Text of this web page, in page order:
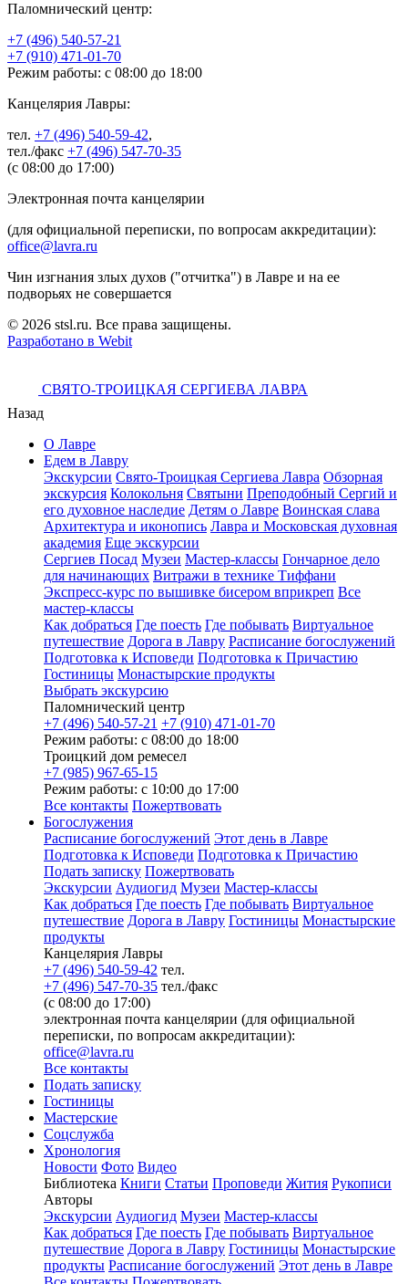
Паломнический центр:
+7 (496) 540-57-21
+7 (910) 471-01-70
Режим работы: с 08:00 до 18:00
Канцелярия Лавры:
тел. +7 (496) 540-59-42,
тел./факс +7 (496) 547-70-35
(с 08:00 до 17:00)
Электронная почта канцелярии
(для официальной переписки, по вопросам аккредитации):
office@lavra.ru
Чин изгнания злых духов ("отчитка") в Лавре и на ее
подворьях не совершается
© 2026 stsl.ru. Все права защищены.
Разработано в Webit
СВЯТО-ТРОИЦКАЯ СЕРГИЕВА ЛАВРА
Назад
О Лавре
Едем в Лавру
Экскурсии Свято-Троицкая Сергиева Лавра Обзорная
экскурсия Колокольня Святыни Преподобный Сергий и
его духовное наследие Детям о Лавре Воинская слава
Архитектура и иконопись Лавра и Московская духовная
академия Еще экскурсии
Сергиев Посад Музеи Мастер-классы Гончарное дело
для начинающих Витражи в технике Тиффани
Экспресс-курс по вышивке бисером вприкреп Все
мастер-классы
Как добраться Где поесть Где побывать Виртуальное
путешествие Дорога в Лавру Расписание богослужений
Подготовка к Исповеди Подготовка к Причастию
Гостиницы Монастырские продукты
Выбрать экскурсию
Паломнический центр
+7 (496) 540-57-21 +7 (910) 471-01-70
Режим работы: с 08:00 до 18:00
Троицкий дом ремесел
+7 (985) 967-65-15
Режим работы: с 10:00 до 17:00
Все контакты Пожертвовать
Богослужения
Расписание богослужений Этот день в Лавре
Подготовка к Исповеди Подготовка к Причастию
Подать записку Пожертвовать
Экскурсии Аудиогид Музеи Мастер-классы
Как добраться Где поесть Где побывать Виртуальное
путешествие Дорога в Лавру Гостиницы Монастырские
продукты
Канцелярия Лавры
+7 (496) 540-59-42 тел.
+7 (496) 547-70-35 тел./факс
(с 08:00 до 17:00)
электронная почта канцелярии (для официальной
переписки, по вопросам аккредитации):
office@lavra.ru
Все контакты
Подать записку
Гостиницы
Мастерские
Соцслужба
Хронология
Новости Фото Видео
Библиотека Книги Статьи Проповеди Жития Рукописи
Авторы
Экскурсии Аудиогид Музеи Мастер-классы
Как добраться Где поесть Где побывать Виртуальное
путешествие Дорога в Лавру Гостиницы Монастырские
продукты Расписание богослужений Этот день в Лавре